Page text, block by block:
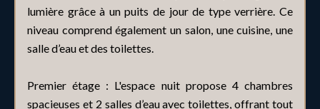
lumière grâce à un puits de jour de type verrière. Ce
niveau comprend également un salon, une cuisine, une
salle d’eau et des toilettes.
Premier étage : L'espace nuit propose 4 chambres
spacieuses et 2 salles d’eau avec toilettes, offrant tout